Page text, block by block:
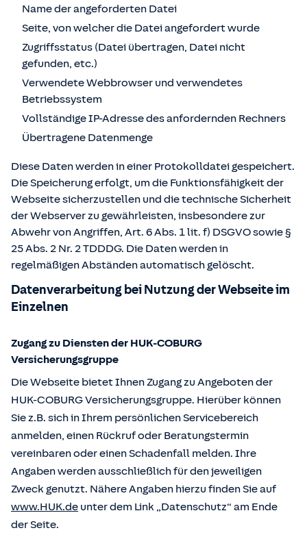
Name der angeforderten Datei
Seite, von welcher die Datei angefordert wurde
Zugriffsstatus (Datei übertragen, Datei nicht
gefunden, etc.)
Verwendete Webbrowser und verwendetes
Betriebssystem
Vollständige IP-Adresse des anfordernden Rechners
Übertragene Datenmenge
Diese Daten werden in einer Protokolldatei gespeichert.
Die Speicherung erfolgt, um die Funktionsfähigkeit der
Webseite sicherzustellen und die technische Sicherheit
der Webserver zu gewährleisten, insbesondere zur
Abwehr von Angriffen, Art. 6 Abs. 1 lit. f) DSGVO sowie §
25 Abs. 2 Nr. 2 TDDDG. Die Daten werden in
regelmäßigen Abständen automatisch gelöscht.
Datenverarbeitung bei Nutzung der Webseite im
Einzelnen
Zugang zu Diensten der HUK-COBURG
Versicherungsgruppe
Die Webseite bietet Ihnen Zugang zu Angeboten der
HUK-COBURG Versicherungsgruppe. Hierüber können
Sie z.B. sich in Ihrem persönlichen Servicebereich
anmelden, einen Rückruf oder Beratungstermin
vereinbaren oder einen Schadenfall melden. Ihre
Angaben werden ausschließlich für den jeweiligen
Zweck genutzt. Nähere Angaben hierzu finden Sie auf
www.HUK.de unter dem Link „Datenschutz“ am Ende
der Seite.